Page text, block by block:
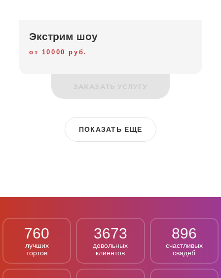
Экстрим шоу
от 10000 руб.
ЗАКАЗАТЬ УСЛУГУ
ПОКАЗАТЬ ЕЩЕ
760
лучших
тортов
3673
довольных
клиентов
896
счастливых
свадеб